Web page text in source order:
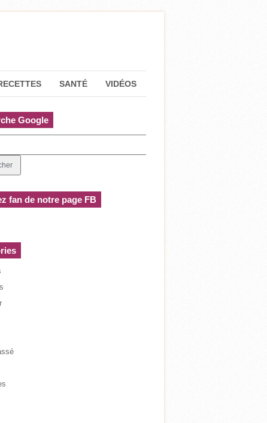
SANTÉ VIDÉOS
Google
fan de notre page FB